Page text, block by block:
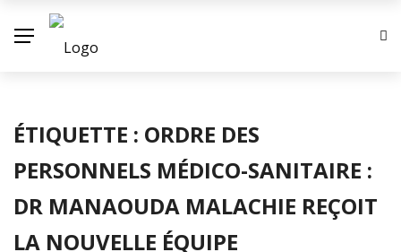
ÉTIQUETTE : ORDRE DES
PERSONNELS MÉDICO-SANITAIRE :
DR MANAOUDA MALACHIE REÇOIT
LA NOUVELLE ÉQUIPE